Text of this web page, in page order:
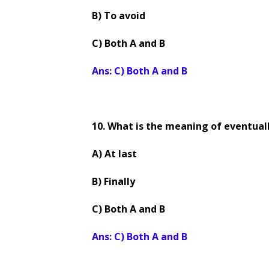
B) To avoid
C) Both A and B
Ans: C) Both A and B
10. What is the meaning of
A) At last
B) Finally
C) Both A and B
Ans: C) Both A and B